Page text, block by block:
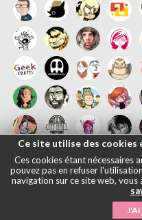
日本
Ce site utilise des cookies
Ces cookies étant nécessaires
pouvez pas en refuser
navigation sur ce site web,